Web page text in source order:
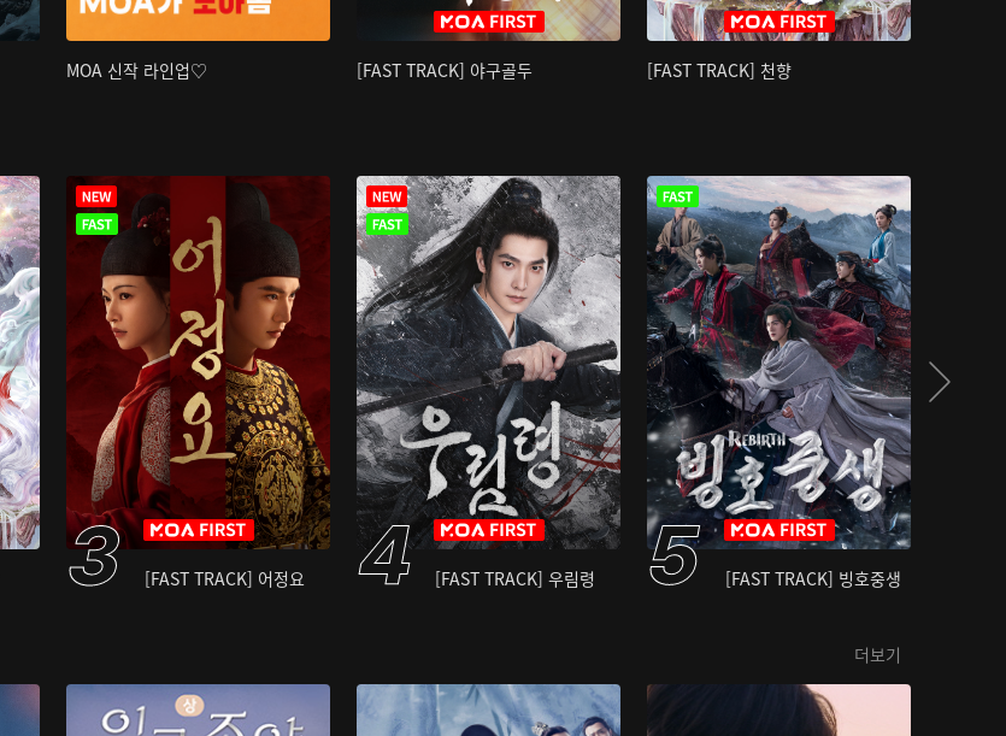
MOA 신작 라인업♡ [FAST TRACK] 야구골두 [FAST TRACK] 천향
[FAST TRACK] 어정요 [FAST TRACK] 우림령 [FAST TRACK] 빙호중생
더보기